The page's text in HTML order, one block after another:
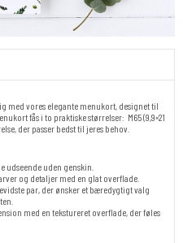
med vores elegante menukort, designet til
fås i to praktiske størrelser: M65 (9,9×21
der passer bedst til jeres behov.
udseende uden genskin.
og detaljer med en glat overflade.
par, der ønsker et bæredygtigt valg
med en tekstureret overflade, der føles